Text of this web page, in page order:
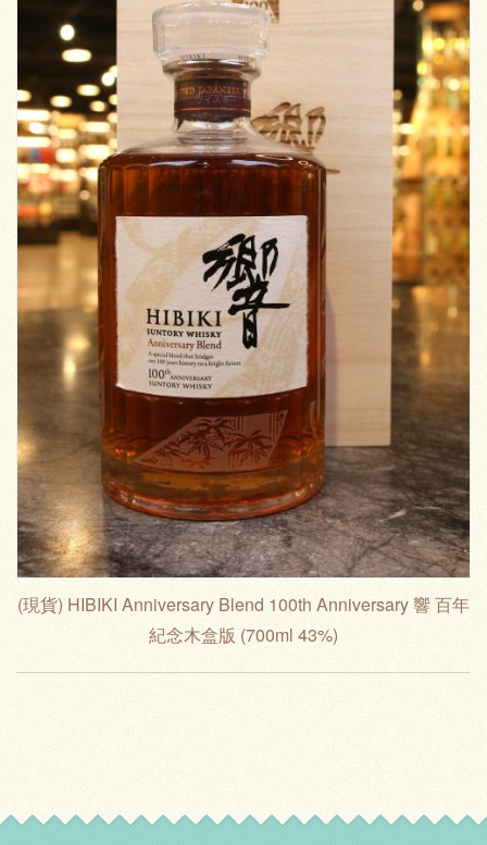
(現貨) HIBIKI Anniversary Blend 100th Anniversary 響 百年
紀念木盒版 (700ml 43%)